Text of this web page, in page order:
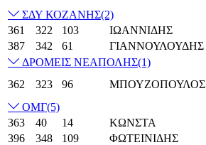
ΣΔΥ ΚΟΖΑΝΗΣ(2)
361
322 103 ΙΩΑΝΝΙΔΗΣ
387
342 61 ΓΙΑΝΝΟΥΛΟΥΔΗΣ
ΔΡΟΜΕΙΣ ΝΕΑΠΟΛΗΣ(1)
362
323 96 ΜΠΟΥΖΟΠΟΥΛΟΣ
ΟΜΓ(5)
363
40 14 ΚΩΝΣΤΑ
396
348 109 ΦΩΤΕΙΝΙΔΗΣ